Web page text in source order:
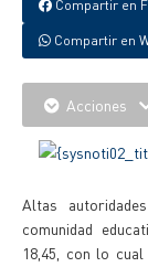
Compartir en
Compartir en
Acciones
Altas
comunidad
18,45, con lo